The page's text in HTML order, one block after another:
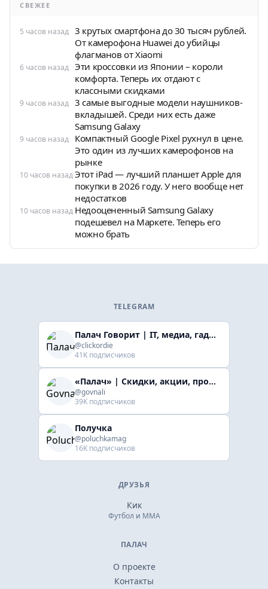
СВЕЖЕЕ
5 часов назад 3 крутых смартфона до 30 тысяч рублей.
От камерофона Huawei до убийцы
флагманов от Xiaomi
6 часов назад Эти кроссовки из Японии – короли
комфорта. Теперь их отдают с
классными скидками
9 часов назад 3 самые выгодные модели наушников-
вкладышей. Среди них есть даже
Samsung Galaxy
9 часов назад
Компактный Google Pixel рухнул в цене.
Это один из лучших камерофонов на
рынке
10 часов назадЭтот iPad — лучший планшет Apple для
покупки в 2026 году. У него вообще нет
недостатков
10 часов назад Недооцененный Samsung Galaxy
подешевел на Маркете. Теперь его
можно брать
TELEGRAM
Палач Говорит | IT, медиа, гaджеты, скидки
@clickordie
41K подписчиков
«Палач» | Скидки, акции, промокоды
@govnali
39K подписчиков
Получка
@poluchkamag
16K подписчиков
ДРУЗЬЯ
Кик
Футбол и ММА
ПАЛАЧ
О проекте
Контакты